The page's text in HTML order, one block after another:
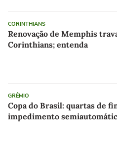
CORINTHIANS
Renovação de Memphis
Corinthians; entenda
GRÊMIO
Copa do Brasil: quartas de
impedimento